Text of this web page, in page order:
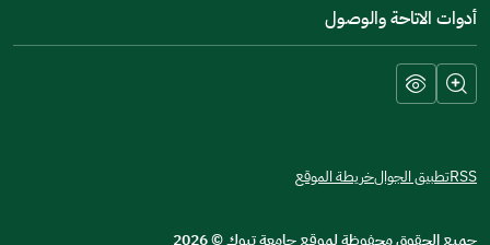
أدوات الاتاحة والوصول
RSSتطبيق الجوالخريطة الموقع
جميع الحقوق محفوظة لموقع جامعة تبوك©
2026